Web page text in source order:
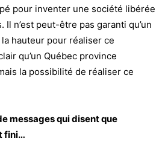
pour inventer une société libérée
n’est peut-être pas garanti qu’un
hauteur pour réaliser ce
qu’un Québec province
la possibilité de réaliser ce
messages qui disent que
fini…